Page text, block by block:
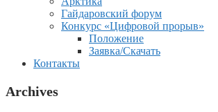
Гайдаровский форум
Конкурс «Цифровой прорыв»
Положение
Заявка/Скачать
Контакты
Archives